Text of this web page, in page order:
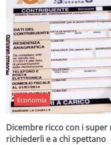
Economia
Dicembre ricco con i
richiederli e a chi spettano